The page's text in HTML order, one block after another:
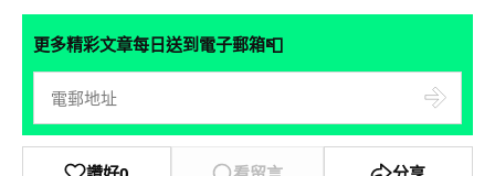
更多精彩文章每日送到電子郵箱📮